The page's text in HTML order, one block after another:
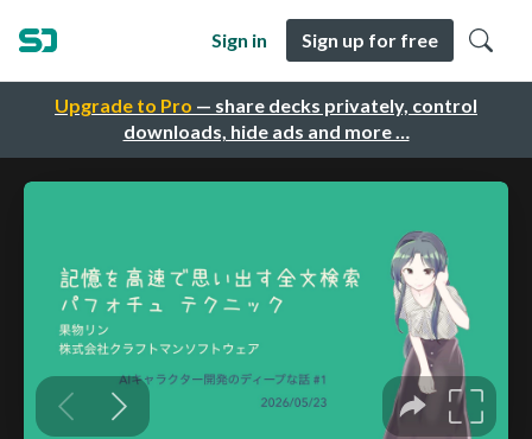
Upgrade to Pro — share decks privately, control
downloads, hide ads and more …
Sign in Sign up for free